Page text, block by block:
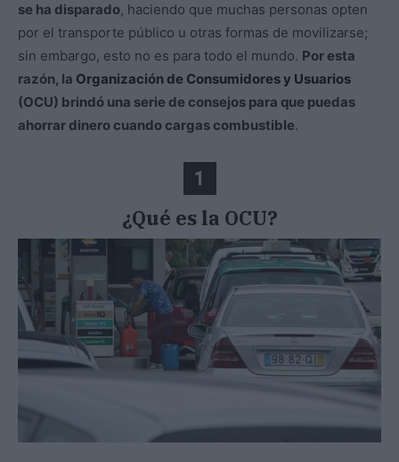
se ha disparado, haciendo que muchas personas opten
por el transporte público u otras formas de movilizarse;
sin embargo, esto no es para todo el mundo. Por esta
razón, la Organización de Consumidores y Usuarios
(OCU) brindó una serie de consejos para que puedas
ahorrar dinero cuando cargas combustible.
1
¿Qué es la OCU?